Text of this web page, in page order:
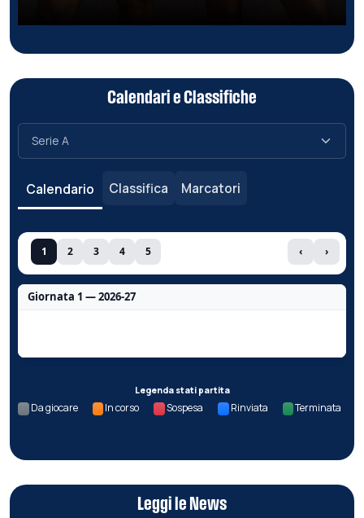
Calendari e Classifiche
Calendario Classifica Marcatori
1 2 3 4 5 ‹ ›
Giornata 1 — 2026-27
Legenda stati partita
Da giocare In corso Sospesa Rinviata Terminata
Leggi le News